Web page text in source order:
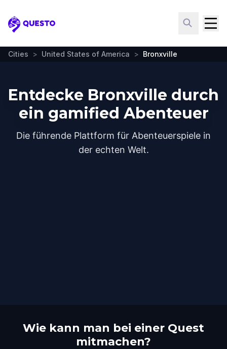
Questo
Cities > United States of America > Bronxville
Entdecke Bronxville durch
ein gamified Abenteuer
Die führende Plattform für Abenteuerspiele in
der echten Welt.
Wie kann man bei einer Quest
mitmachen?